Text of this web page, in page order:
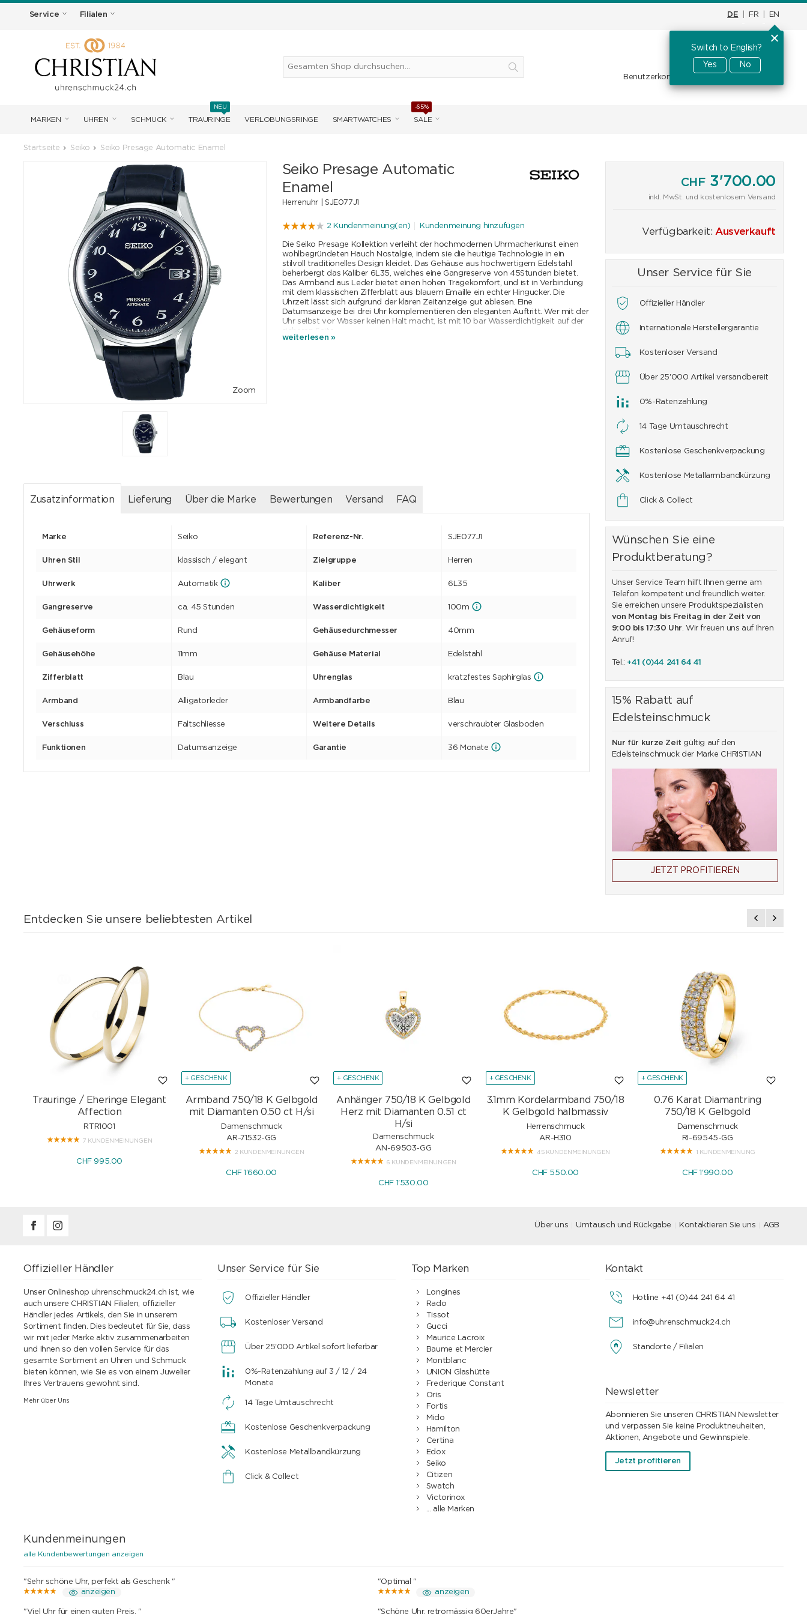
Service Filialen DE FR EN
Switch to English?
Yes
No
Warenkorb CHF0.00
Benutzerkonto
MARKEN UHREN SCHMUCK TRAURINGE
NEU
VERLOBUNGSRINGE SMARTWATCHES SALE
-65%
Startseite Seiko Seiko Presage Automatic Enamel
Zoom
Seiko Presage Automatic
Enamel
Herrenuhr | SJE077J1
2 Kundenmeinung(en) Kundenmeinung hinzufügen
Die Seiko Presage Kollektion verleiht der hochmodernen Uhrmacherkunst einen
wohlbegründeten Hauch Nostalgie, indem sie die heutige Technologie in ein
stilvoll traditionelles Design kleidet. Das Gehäuse aus hochwertigem Edelstahl
beherbergt das Kaliber 6L35, welches eine Gangreserve von 45Stunden bietet.
Das Armband aus Leder bietet einen hohen Tragekomfort, und ist in Verbindung
mit dem klassischen Zifferblatt aus blauem Emaille ein echter Hingucker. Die
Uhrzeit lässt sich aufgrund der klaren Zeitanzeige gut ablesen. Eine
Datumsanzeige bei drei Uhr komplementieren den eleganten Auftritt. Wer mit der
Uhr selbst vor Wasser keinen Halt macht, ist mit 10 bar Wasserdichtigkeit auf der
sicheren Seite.
Mehr als ein Jahrhundert lang hat Seiko seine Fertigkeiten im mechanischen
weiterlesen »
CHF3'700.00
inkl. MwSt. und kostenlosem Versand
Verfügbarkeit: Ausverkauft
Unser Service für Sie
Offizieller Händler
Internationale Herstellergarantie
Kostenloser Versand
Über 25'000 Artikel versandbereit
0%-Ratenzahlung
14 Tage Umtauschrecht
Kostenlose Geschenkverpackung
Kostenlose Metallarmbandkürzung
Click & Collect
Wünschen Sie eine
Produktberatung?
Unser Service Team hilft Ihnen gerne am
Telefon kompetent und freundlich weiter.
Sie erreichen unsere Produktspezialisten
von Montag bis Freitag in der Zeit von
9:00 bis 17:30 Uhr. Wir freuen uns auf Ihren
Anruf!
Tel.: +41 (0)44 241 64 41
15% Rabatt auf
Edelsteinschmuck
Nur für kurze Zeit gültig auf den
Edelsteinschmuck der Marke CHRISTIAN
JETZT PROFITIEREN
Zusatzinformation Lieferung Über die Marke Bewertungen Versand FAQ
Marke Seiko Referenz-Nr. SJE077J1
Uhren Stil klassisch / elegant Zielgruppe Herren
Uhrwerk Automatik Kaliber 6L35
Gangreserve ca. 45 Stunden Wasserdichtigkeit 100m
Gehäuseform Rund Gehäusedurchmesser 40mm
Gehäusehöhe 11mm Gehäuse Material Edelstahl
Zifferblatt Blau Uhrenglas kratzfestes Saphirglas
Armband Alligatorleder Armbandfarbe Blau
Verschluss Faltschliesse Weitere Details verschraubter Glasboden
Funktionen Datumsanzeige Garantie 36 Monate
Entdecken Sie unsere beliebtesten Artikel
Trauringe / Eheringe Elegant
Affection
RTR1001
7 KUNDENMEINUNGEN
CHF 995.00
+ GESCHENK
Armband 750/18 K Gelbgold
mit Diamanten 0.50 ct H/si
Damenschmuck
AR-71532-GG
2 KUNDENMEINUNGEN
CHF 1'660.00
+ GESCHENK
Anhänger 750/18 K Gelbgold
Herz mit Diamanten 0.51 ct
H/si
Damenschmuck
AN-69503-GG
6 KUNDENMEINUNGEN
CHF 1'530.00
+ GESCHENK
3.1mm Kordelarmband 750/18
K Gelbgold halbmassiv
Herrenschmuck
AR-H310
45 KUNDENMEINUNGEN
CHF 550.00
+ GESCHENK
0.76 Karat Diamantring
750/18 K Gelbgold
Damenschmuck
RI-69545-GG
1 KUNDENMEINUNG
CHF 1'990.00
Über uns Umtausch und Rückgabe Kontaktieren Sie uns AGB
Offizieller Händler
Unser Onlineshop uhrenschmuck24.ch ist, wie
auch unsere CHRISTIAN Filialen, offizieller
Händler jedes Artikels, den Sie in unserem
Sortiment finden. Dies bedeutet für Sie, dass
wir mit jeder Marke aktiv zusammenarbeiten
und Ihnen so den vollen Service für das
gesamte Sortiment an Uhren und Schmuck
bieten können, wie Sie es von einem Juwelier
Ihres Vertrauens gewohnt sind.
Mehr über Uns
Unser Service für Sie
Offizieller Händler
Kostenloser Versand
Über 25'000 Artikel sofort lieferbar
0%-Ratenzahlung auf 3 / 12 / 24
Monate
14 Tage Umtauschrecht
Kostenlose Geschenkverpackung
Kostenlose Metallbandkürzung
Click & Collect
Top Marken
Longines
Rado
Tissot
Gucci
Maurice Lacroix
Baume et Mercier
Montblanc
UNION Glashütte
Frederique Constant
Oris
Fortis
Mido
Hamilton
Certina
Edox
Seiko
Citizen
Swatch
Victorinox
... alle Marken
Kontakt
Hotline +41 (0)44 241 64 41
info@uhrenschmuck24.ch
Standorte / Filialen
Newsletter
Abonnieren Sie unseren CHRISTIAN Newsletter
und verpassen Sie keine Produktneuheiten,
Aktionen, Angebote und Gewinnspiele.
Jetzt profitieren
Kundenmeinungen
alle Kundenbewertungen anzeigen
"Sehr schöne Uhr, perfekt als Geschenk "
anzeigen
"Optimal "
anzeigen
"Viel Uhr für einen guten Preis. " "Schöne Uhr, retromässig 60erJahre"